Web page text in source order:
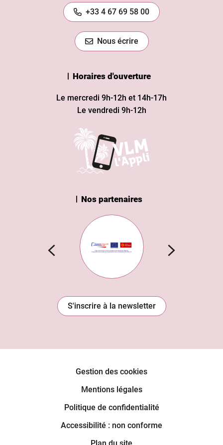
+33 4 67 69 58 00
Nous écrire
Horaires d'ouverture
Le mercredi 9h-12h et 14h-17h
Le vendredi 9h-12h
Nos partenaires
Subvention européenne
S'inscrire à la newsletter
Gestion des cookies
Mentions légales
Politique de confidentialité
Accessibilité : non conforme